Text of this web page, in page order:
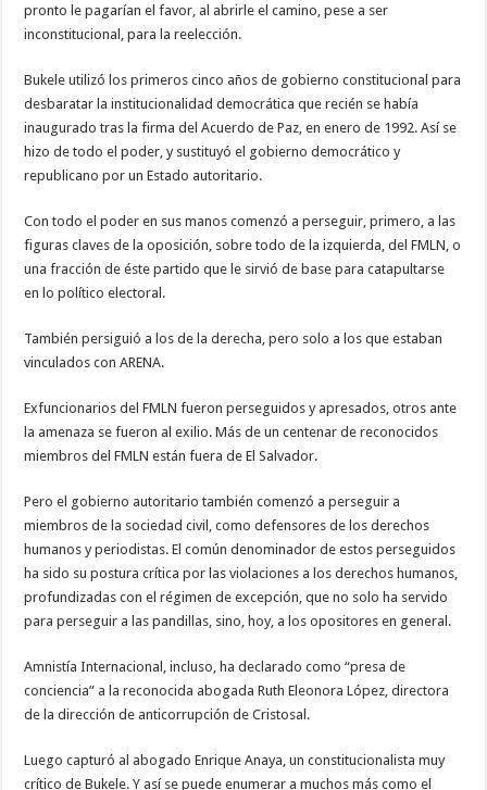
pronto le pagarían el favor, al abrirle el camino, pese a ser
inconstitucional, para la reelección.
Bukele utilizó los primeros cinco años de gobierno constitucional para
desbaratar la institucionalidad democrática que recién se había
inaugurado tras la firma del Acuerdo de Paz, en enero de 1992. Así se
hizo de todo el poder, y sustituyó el gobierno democrático y
republicano por un Estado autoritario.
Con todo el poder en sus manos comenzó a perseguir, primero, a las
figuras claves de la oposición, sobre todo de la izquierda, del FMLN, o
una fracción de éste partido que le sirvió de base para catapultarse
en lo político electoral.
También persiguió a los de la derecha, pero solo a los que estaban
vinculados con ARENA.
Exfuncionarios del FMLN fueron perseguidos y apresados, otros ante
la amenaza se fueron al exilio. Más de un centenar de reconocidos
miembros del FMLN están fuera de El Salvador.
Pero el gobierno autoritario también comenzó a perseguir a
miembros de la sociedad civil, como defensores de los derechos
humanos y periodistas. El común denominador de estos perseguidos
ha sido su postura crítica por las violaciones a los derechos humanos,
profundizadas con el régimen de excepción, que no solo ha servido
para perseguir a las pandillas, sino, hoy, a los opositores en general.
Amnistía Internacional, incluso, ha declarado como “presa de
conciencia” a la reconocida abogada Ruth Eleonora López, directora
de la dirección de anticorrupción de Cristosal.
Luego capturó al abogado Enrique Anaya, un constitucionalista muy
crítico de Bukele. Y así se puede enumerar a muchos más como el